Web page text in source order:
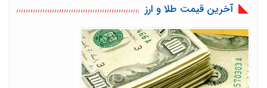
آخرین قیمت طلا و ارز